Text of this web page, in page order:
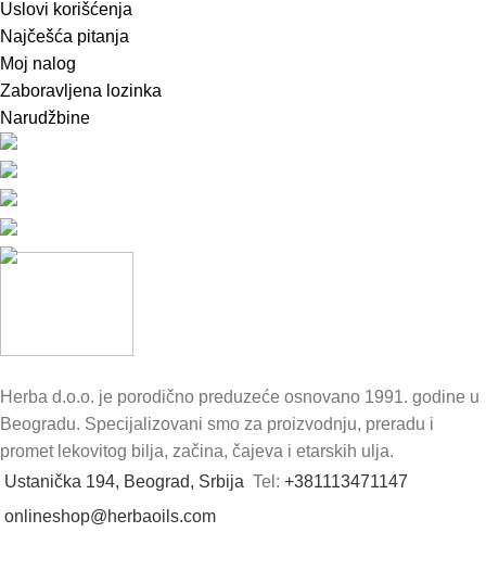
Uslovi korišćenja
Najčešća pitanja
Moj nalog
Zaboravljena lozinka
Narudžbine
Herba d.o.o. je porodično preduzeće osnovano 1991. godine u
Beogradu. Specijalizovani smo za proizvodnju, preradu i
promet lekovitog bilja, začina, čajeva i etarskih ulja.
Ustanička 194, Beograd, Srbija Tel: +381113471147
onlineshop@herbaoils.com